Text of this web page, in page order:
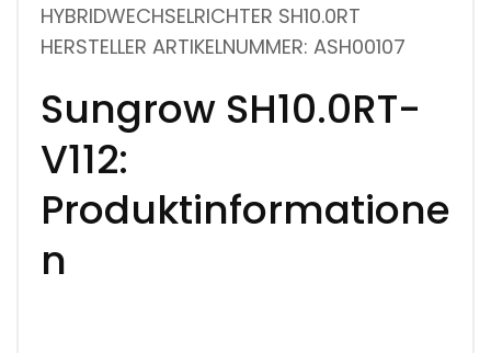
HYBRIDWECHSELRICHTER SH10.0RT
HERSTELLER ARTIKELNUMMER: ASH00107
Sungrow SH10.0RT-
V112:
Produktinformatione
n